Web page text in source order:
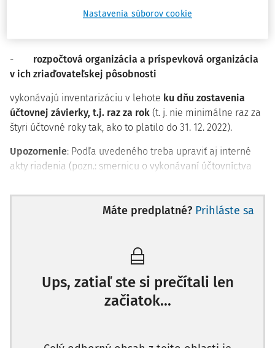
obec, mesto, mestská časť a vyšší územný celok
- rozpočtová organizácia a príspevková organizácia
v ich zriaďovateľskej pôsobnosti
vykonávajú inventarizáciu v lehote ku dňu zostavenia
účtovnej závierky, t.j. raz za rok (t. j. nie minimálne raz za
štyri účtovné roky tak, ako to platilo do 31. 12. 2022).
Upozornenie: Podľa uvedeného treba upraviť aj interné
akty riadenia (pozn.: smernicu o vykonávaní účtovníctva
platný a účinný na viac účtovných období).
V súvislosti s účtovnou témou treba dodať, že pre územnú
patrenie Ministerstva financií Slovenskej republiky zo
dňa 12. 12. 2022 č. MF/014454/2022-36, ktorým sa
ustanovujú podrobnosti o postupoch účtovania a
rámcovej účtovej osnove pre obce, vyššie územné celky
a nimi zriadené rozpočtové organizácie a príspevkové
Máte predplatné? Prihláste sa
Ups, zatiaľ ste si prečítali len
začiatok...
Nastavenia súborov cookie